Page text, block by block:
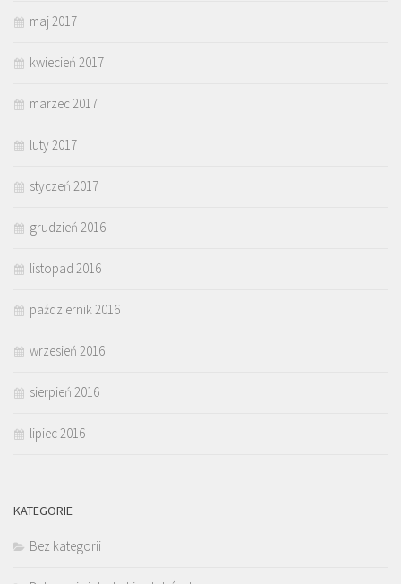
maj 2017
kwiecień 2017
marzec 2017
luty 2017
styczeń 2017
grudzień 2016
listopad 2016
październik 2016
wrzesień 2016
sierpień 2016
lipiec 2016
KATEGORIE
Bez kategorii